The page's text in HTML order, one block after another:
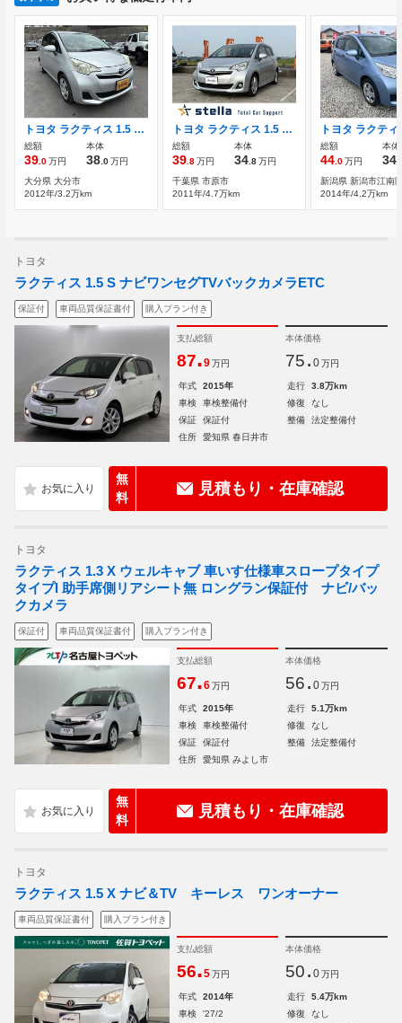
トヨタ ラクティス 1.5 G プッシュスタート/スマートキー
総額
39.0万円
本体
38.0万円
大分県 大分市
2012年/3.2万km
トヨタ ラクティス 1.5 S 純正7インチHDDナビ TV 純正アルミ
総額
39.8万円
本体
34.8万円
千葉県 市原市
2011年/4.7万km
総額
44.0万円
本体
34
新潟県 新潟市江南
2014年/4.2万km
トヨタ
ラクティス 1.5 S ナビワンセグTVバックカメラETC
保証付 車両品質保証書付 購入プラン付き
支払総額
87.9 万円
本体価格
75. 0 万円
年式 2015年 走行
3.8万km
車検
車検整備付 修復
なし
保証
保証付 整備
法定整備付
住所
愛知県 春日井市
無
料
見積もり・在庫確認
トヨタ
ラクティス 1.3 X ウェルキャブ 車いす仕様車スロープタイプ
タイプI 助手席側リアシート無 ロングラン保証付 ナビ/バッ
クカメラ
保証付 車両品質保証書付 購入プラン付き
支払総額
67.6 万円
本体価格
56. 0 万円
年式 2015年 走行
5.1万km
車検
車検整備付 修復
なし
保証
保証付 整備
法定整備付
住所
愛知県 みよし市
無
料
見積もり・在庫確認
トヨタ
ラクティス 1.5 X ナビ＆TV キーレス ワンオーナー
車両品質保証書付 購入プラン付き
支払総額
56.5 万円
本体価格
50. 0 万円
年式 2014年 走行
5.4万km
車検
'27/2 修復
なし